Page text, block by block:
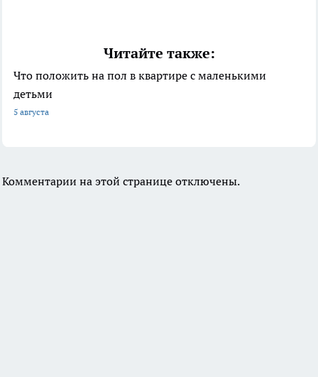
Читайте также:
Что положить на пол в квартире с маленькими
детьми
5 августа
Комментарии на этой странице отключены.